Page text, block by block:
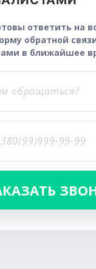
ответить на
обратной
в ближайшее